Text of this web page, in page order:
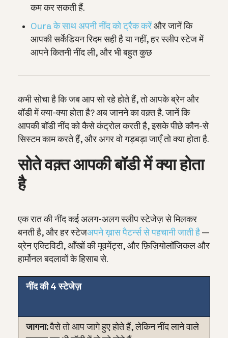
कम कर सकती हैं.
Oura के साथ अपनी नींद को ट्रैक करें और जानें कि
आपकी सर्केडियन रिदम सही है या नहीं, हर स्लीप स्टेज में
आपने कितनी नींद ली, और भी बहुत कुछ
कभी सोचा है कि जब आप सो रहे होते हैं, तो आपके ब्रेन और
बॉडी में क्या-क्या होता है? अब जानने का वक़्त है.जानें कि
आपकी बॉडी नींद को कैसे कंट्रोल करती है, इसके पीछे कौन-से
सिस्टम काम करते हैं, और अगर वो गड़बड़ा जाएँ तो क्या होता है.
सोते वक़्त आपकी बॉडी में क्या होता
है
एक रात की नींद कई अलग-अलग स्लीप स्टेजेज़ से मिलकर
बनती है, और हर स्टेजअपने ख़ास पैटर्न्स से पहचानी जाती है —
ब्रेन एक्टिविटी, आँखों की मूवमेंट्स, और फ़िज़ियोलॉजिकल और
हार्मोनल बदलावों के हिसाब से.
नींद की 4 स्टेजेज़
जागना:वैसे तो आप जागे हुए होते हैं, लेकिन नींद लाने वाले